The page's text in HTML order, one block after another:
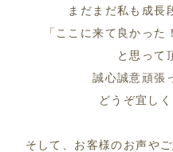
まだまだ私も成長
「ここに来て良かっ
と思って
誠心誠意頑張
どうぞ宜し
そして、お客様のお声や